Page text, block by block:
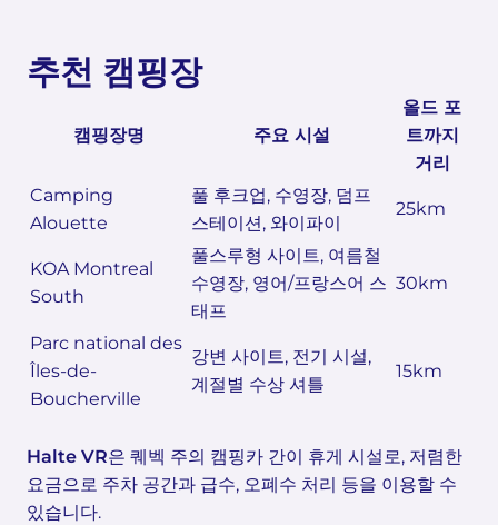
추천 캠핑장
캠핑장명 주요 시설
올드 포
트까지
거리
Camping
Alouette
풀 후크업, 수영장, 덤프
스테이션, 와이파이
25km
KOA Montreal
South
풀스루형 사이트, 여름철
수영장, 영어/프랑스어 스
태프
30km
Parc national des
Îles-de-
Boucherville
강변 사이트, 전기 시설,
계절별 수상 셔틀
15km
Halte VR은 퀘벡 주의 캠핑카 간이 휴게 시설로, 저렴한
요금으로 주차 공간과 급수, 오폐수 처리 등을 이용할 수
있습니다.